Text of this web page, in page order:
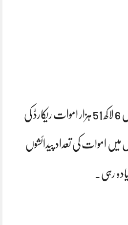
اسی عرصے میں ملک میں 6 لاکھ 51 ہزار اموات ریکارڈ کی
اموات کی تعداد پیدائشوں